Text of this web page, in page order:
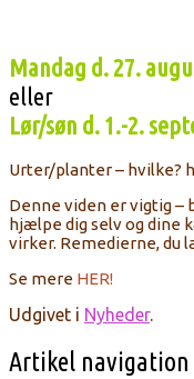
Mandag d. 27.
eller
Lør/søn d. 1.-2.
Urter/planter – hvilke?
Denne viden er vigtig –
hjælpe dig selv og dine
virker. Remedierne, du
Se mere HER!
Udgivet i Nyheder.
Artikel navigation